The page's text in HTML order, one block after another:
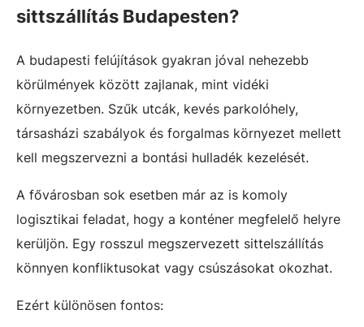
sittszállítás Budapesten?
A budapesti felújítások gyakran jóval nehezebb
körülmények között zajlanak, mint vidéki
környezetben. Szűk utcák, kevés parkolóhely,
társasházi szabályok és forgalmas környezet mellett
kell megszervezni a bontási hulladék kezelését.
A fővárosban sok esetben már az is komoly
logisztikai feladat, hogy a konténer megfelelő helyre
kerüljön. Egy rosszul megszervezett sittelszállítás
könnyen konfliktusokat vagy csúszásokat okozhat.
Ezért különösen fontos: